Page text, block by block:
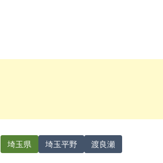
埼玉県 埼玉平野 渡良瀬